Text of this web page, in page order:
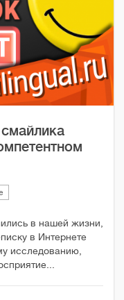
в нашей жизни,
в Интернете
исследованию,